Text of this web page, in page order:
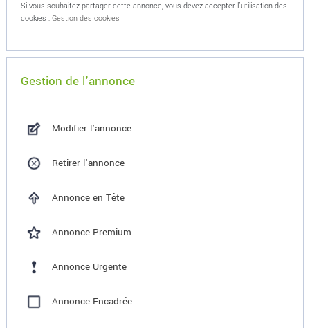
Si vous souhaitez partager cette annonce, vous devez accepter l'utilisation des
cookies : Gestion des cookies
Gestion de l'annonce
Modifier l'annonce
Retirer l'annonce
Annonce en Tête
Annonce Premium
Annonce Urgente
Annonce Encadrée